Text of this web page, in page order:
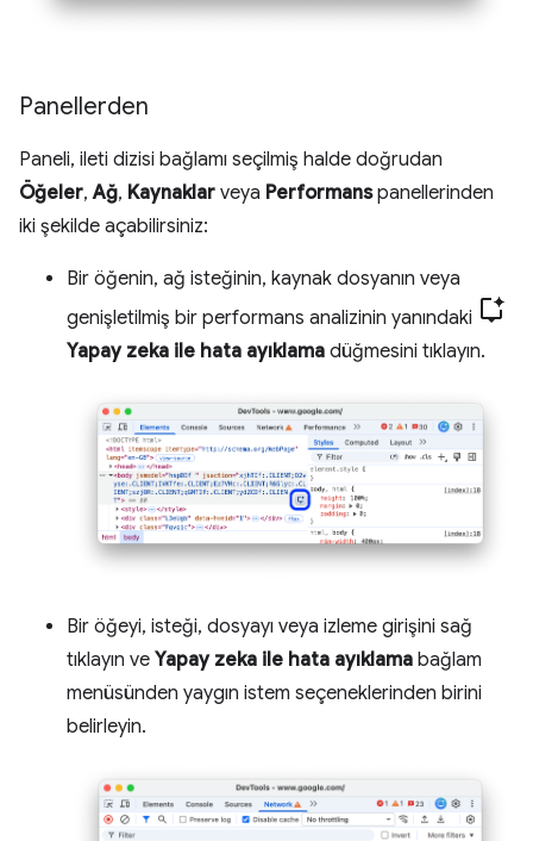
Panellerden
Paneli, ileti dizisi bağlamı seçilmiş halde doğrudan
Öğeler,Ağ, Kaynaklar veya Performanspanellerinden
iki şekilde açabilirsiniz:
Bir öğenin, ağ isteğinin, kaynak dosyanın veya
genişletilmiş bir performans analizinin yanındaki
Yapay zeka ile hata ayıklama düğmesini tıklayın.
Bir öğeyi, isteği, dosyayı veya izleme girişini sağ
tıklayın ve Yapay zeka ile hata ayıklama bağlam
menüsünden yaygın istem seçeneklerinden birini
belirleyin.